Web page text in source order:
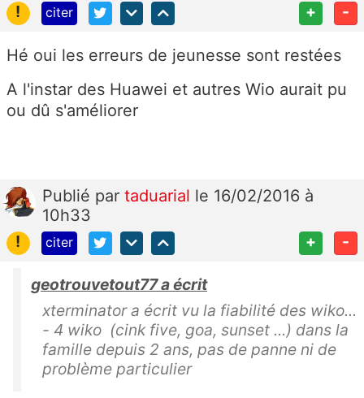
!
citer + -
Hé oui les erreurs de jeunesse sont restées
A l'instar des Huawei et autres Wio aurait pu
ou dû s'améliorer
Publié par taduarial le 16/02/2016 à
10h33
!
citer + -
geotrouvetout77 a écrit
xterminator a écrit vu la fiabilité des wiko...
- 4 wiko (cink five, goa, sunset ...) dans la
famille depuis 2 ans, pas de panne ni de
problème particulier